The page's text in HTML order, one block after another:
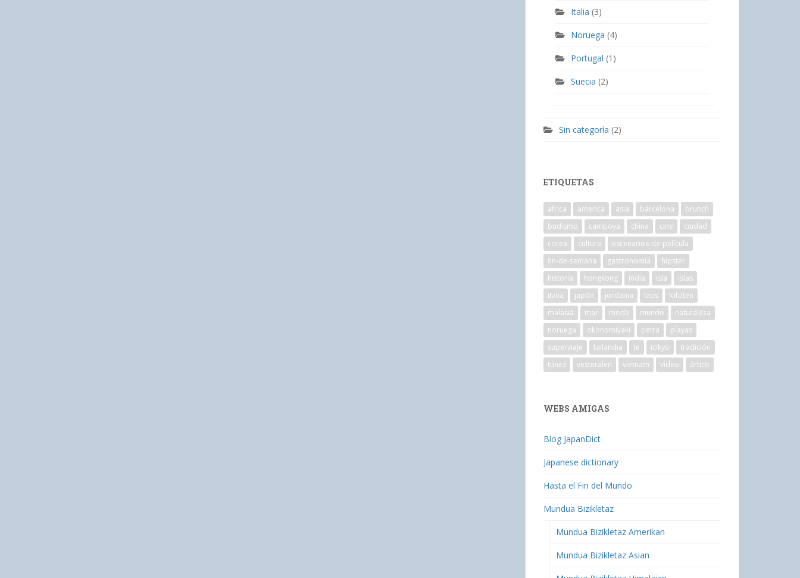
Italia (3)
Noruega (4)
Portugal (1)
Suecia (2)
Sin categoría (2)
ETIQUETAS
africa america asia barcelona
brunch
budismo
camboya china cine
ciudad
corea
cultura
escenarios-de-película
fin-de-semana
gastronomía
hipster
historia
hongkong india isla
islas
italia
japón jordania laos
lofoten
malasia
mar moda mundo
naturaleza
noruega
okonomiyaki petra
playas
superviaje
tailandia te tokyo
tradición
túnez
vesteralen vietnam vídeo ártico
WEBS AMIGAS
Blog JapanDict
Japanese dictionary
Hasta el Fin del Mundo
Mundua Bizikletaz
Mundua Bizikletaz Amerikan
Mundua Bizikletaz Asian